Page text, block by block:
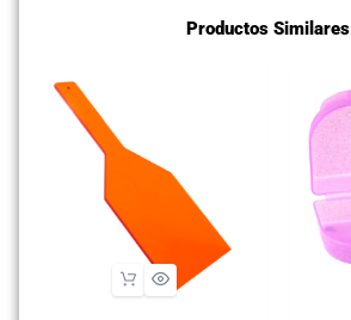
Productos Similares